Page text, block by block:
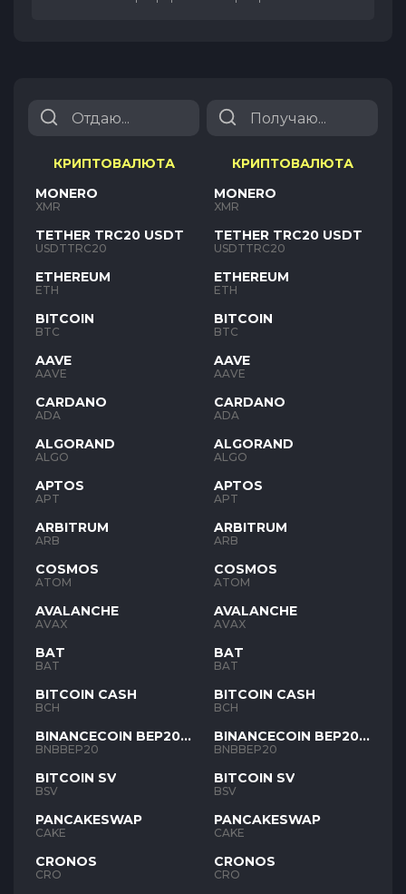
КРИПТОВАЛЮТА
MONERO
XMR
TETHER TRC20 USDT
USDTTRC20
ETHEREUM
ETH
BITCOIN
BTC
AAVE
AAVE
CARDANO
ADA
ALGORAND
ALGO
APTOS
APT
ARBITRUM
ARB
COSMOS
ATOM
AVALANCHE
AVAX
BAT
BAT
BITCOIN CASH
BCH
BINANCECOIN BEP20
BNB
BNBBEP20
BITCOIN SV
BSV
PANCAKESWAP
CAKE
CRONOS
CRO
КРИПТОВАЛЮТА
MONERO
XMR
TETHER TRC20 USDT
USDTTRC20
ETHEREUM
ETH
BITCOIN
BTC
AAVE
AAVE
CARDANO
ADA
ALGORAND
ALGO
APTOS
APT
ARBITRUM
ARB
COSMOS
ATOM
AVALANCHE
AVAX
BAT
BAT
BITCOIN CASH
BCH
BINANCECOIN BEP20
BNB
BNBBEP20
BITCOIN SV
BSV
PANCAKESWAP
CAKE
CRONOS
CRO